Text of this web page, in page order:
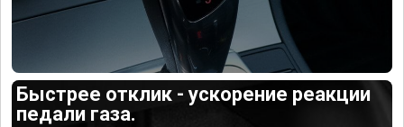
Быстрее отклик - ускорение реакции
педали газа.